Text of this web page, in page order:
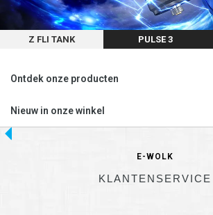
Z FLI TANK PULSE 3
Ontdek onze producten
Nieuw in onze winkel
E-WOLK
KLANTENSERVICE